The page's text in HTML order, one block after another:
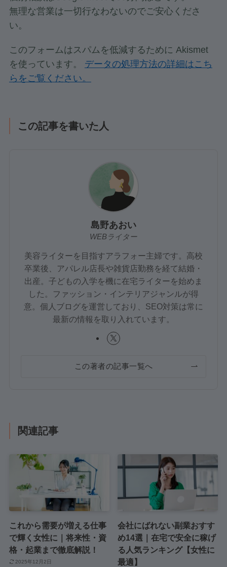
無理な営業は一切行なわないのでご安心くださ
い。
このフォームはスパムを低減するために Akismet
を使っています。 データの処理方法の詳細はこち
らをご覧ください。
この記事を書いた人
島野あおい
WEBライター
美容ライターを目指すアラフォー主婦です。高校
卒業後、アパレル店長や雑貨店勤務を経て結婚・
出産。子どもの入学を機に在宅ライターを始めま
した。ファッション・インテリアジャンルが得
意。個人ブログを運営しており、SEO対策は常に
最新の情報を取り入れています。
この著者の記事一覧へ
関連記事
これから需要が増える仕事
で輝く女性に｜将来性・資
格・起業まで徹底解説！
2025年12月2日
会社にばれない副業おすす
め14選｜在宅で安全に稼げ
る人気ランキング【女性に
最適】